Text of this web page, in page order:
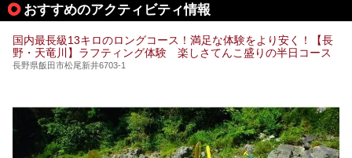
極上のお湯に浸り上質なお料理に舌鼓、特別な日に泊まりた
い湯田中温泉「松籟荘」を、実際に宿泊した目線で紹介しま
おすすめのアクティビティ情報
国内最長級13キロのロングコース！満足な体験をより安く！【長
野・天竜川】ラフティング体験 楽しさてんこ盛りの半日コース
長野県飯田市松尾新井6703-1